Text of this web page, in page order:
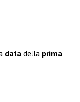
data della prima